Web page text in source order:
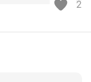
2